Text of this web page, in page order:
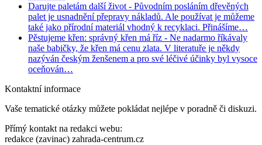
Darujte paletám další život - Původním posláním dřevěných
palet je usnadnění přepravy nákladů. Ale používat je můžeme
také jako přírodní materiál vhodný k recyklaci. Přinášíme…
Pěstujeme křen: správný křen má říz - Ne nadarmo říkávaly
naše babičky, že křen má cenu zlata. V literatuře je někdy
nazýván českým ženšenem a pro své léčivé účinky byl vysoce
oceňován…
Kontaktní informace
Vaše tematické otázky můžete pokládat nejlépe v poradně či diskuzi.
Přímý kontakt na redakci webu:
redakce (zavinac) zahrada-centrum.cz